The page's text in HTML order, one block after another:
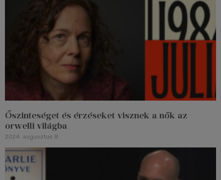
Őszinteséget és érzéseket visznek a nők az
orwelli világba
2024. augusztus 8.